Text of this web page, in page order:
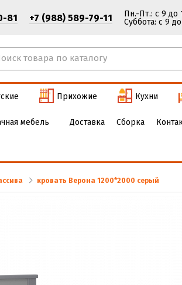
81 +7 (988) 589-79-11
Пн.-Пт.: с 9 до
Cуббота: с 9
Прихожие Кухни
мебель Доставка Сборка
кровать Верона 1200*2000 серый